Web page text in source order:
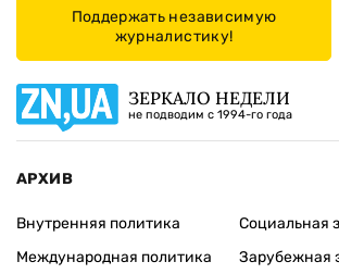
Поддержать независимую
журналистику!
ЗЕРКАЛО НЕДЕЛИ
не подводим с 1994-го года
АРХИВ
Внутренняя политика
Международная политика
Социальная
Зарубежная